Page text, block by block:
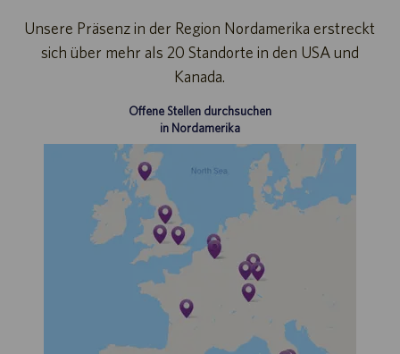
Unsere Präsenz in der Region Nordamerika erstreckt
sich über mehr als 20 Standorte in den USA und
Kanada.
Offene Stellen durchsuchen
in Nordamerika